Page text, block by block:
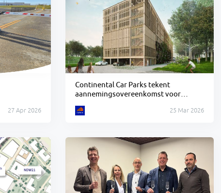
27 Apr 2026
Continental Car Parks tekent
aannemingsovereenkomst voor
Arnhem
25 Mar 2026